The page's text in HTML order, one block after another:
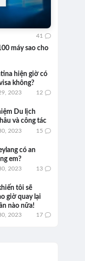
máy sao cho
41
hiện giờ có
không?
2023 12
Du lịch
và công tác
2023 15
có an
em?
2023 13
tôi sẽ
giờ quay lại
nào nữa!
2023 17